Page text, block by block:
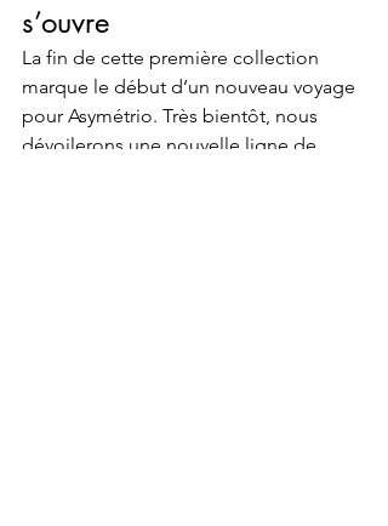
s’ouvre
La fin de cette première collection
marque le début d’un nouveau voyage
pour Asymétrio. Très bientôt, nous
dévoilerons une nouvelle ligne de